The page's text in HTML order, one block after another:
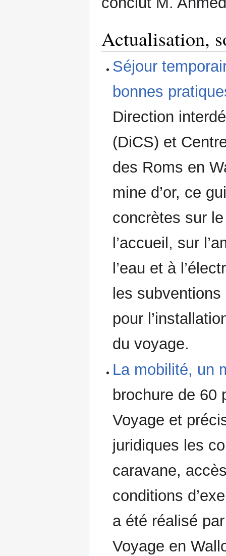
Actualisation,
Séjour
bonnes
Direction
(DiCS) et
des Roms en
mine d’or, ce
concrètes sur
l’accueil, sur
l’eau et à
les
pour
du voyage.
La mobilité, un
brochure de 60
Voyage et
juridiques les
caravane,
conditions
a été réalisé
Voyage en